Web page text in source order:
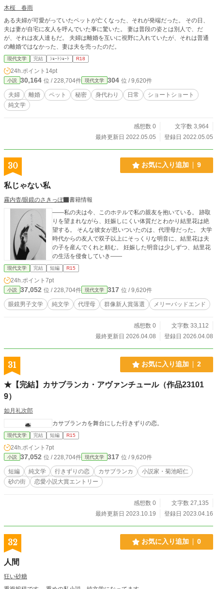
木桜 春雨
ある夫婦が可愛がっていたペットが亡くなった、それが発端だった。 その日、
夫は妻が自宅に友人を呼んでいた事に驚いた。 妻は普段の姿とは別人で、だ
が、それは友人達もだ。 夫婦は離婚を互いに視野に入れていたが、それは普通
の離婚ではなかった、妻は夫を売ったのだ。
現代文学 完結 ｼｮｰﾄｼｮｰﾄ R18
24h.ポイント 14pt
小説 30,164 位 / 228,704件 現代文学 304 位 / 9,620件
夫婦 離婚 ペット 秘密 身代わり 日常
ショートショート
純文学
感想数 0
文字数 3,964
最終更新日 2022.05.05
登録日 2022.05.05
30 お気に入り追加 9
私じゃない私
霧内杳/眼鏡のさきっぽ
書籍情報
――私の夫は今、このホテルで私の親友を抱いている。 跡取
りを望まれながら、妊娠しにくい体質だとわかり結里花は絶
望する。 そんな彼女が思いついたのは、代理母だった。 大学
時代からの友人で双子以上にそっくりな明音に、結里花は夫
の子を産んでくれと頼む。 妊娠した明音は少しずつ、結里花
の生活を侵食していき――
現代文学 完結 短編 R15
24h.ポイント 7pt
小説 37,052 位 / 228,704件 現代文学 317 位 / 9,620件
眼鏡男子文学 純文学 代理母 群像新人賞落選 メリーバッドエンド
感想数 0
文字数 33,112
最終更新日 2026.04.08
登録日 2026.04.08
31 お気に入り追加 2
★【完結】カサブランカ・アヴァンチュール（作品23101
9）
如月礼次郎
カサブランカを舞台にした行きずりの恋。
現代文学 完結 短編 R15
24h.ポイント 7pt
小説 37,052 位 / 228,704件 現代文学 317 位 / 9,620件
短編 純文学 行きずりの恋 カサブランカ
小説家・菊池昭仁
砂の街
恋愛小説大賞エントリー
感想数 0
文字数 27,135
最終更新日 2023.10.19
登録日 2023.04.16
32 お気に入り追加 0
人間
狂い砂糖